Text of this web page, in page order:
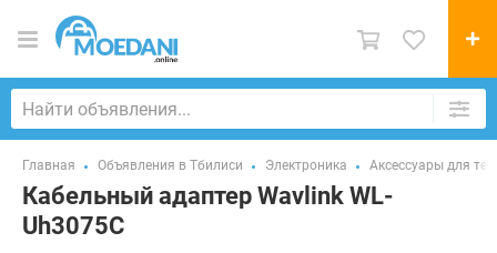
Главная Объявления в Тбилиси Электроника Аксессуары для
Кабельный адаптер Wavlink WL-
Uh3075C